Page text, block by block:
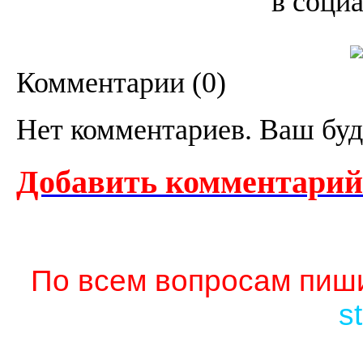
Комментарии (0)
Нет комментариев. Ваш
Добавить
По всем вопросам